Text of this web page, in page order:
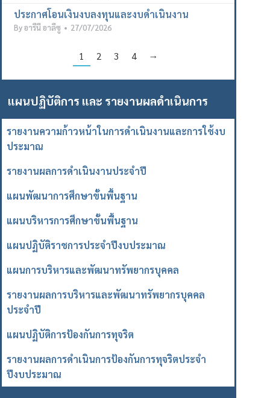
ประกาศโอนเงินงบลงทุนและงบดำเนินงาน
Byอารีนี อาลีซู 27/07/2026
1 2 3 4 →
แผนปฏิบัติการ และ รายงานผลดำเนินการ
รายงานความก้าวหน้าในการดำเนินงานและการใช้งบ
ประมาณ
รายงานผลการดำเนินงานประจำปี
แผนพัฒนาการศึกษาขั้นพื้นฐาน
แผนบริหารการศึกษาขั้นพื้นฐาน
แผนปฏิบัติราชการประจำปีงบประมาณ
แผนการบริหารและพัฒนาทรัพยากรบุคคล
รายงานผลการบริหารและพัฒนาทรัพยากรบุคคล
ประจำปี
แผนปฏิบัติการป้องกันการทุจริต
รายงานผลการดำเนินการป้องกันการทุจริตประจำ
ปีงบประมาณ